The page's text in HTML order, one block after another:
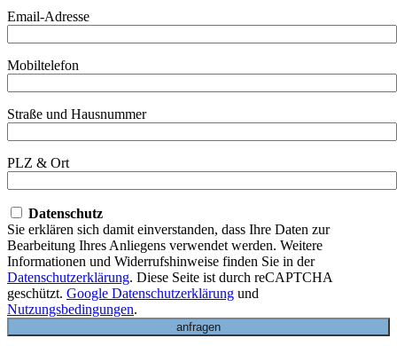
Email-Adresse
Mobiltelefon
Straße und Hausnummer
PLZ & Ort
Datenschutz
Sie erklären sich damit einverstanden, dass Ihre Daten zur
Bearbeitung Ihres Anliegens verwendet werden. Weitere
Informationen und Widerrufshinweise finden Sie in der
Datenschutzerklärung. Diese Seite ist durch reCAPTCHA
geschützt. Google Datenschutzerklärung und
Nutzungsbedingungen.